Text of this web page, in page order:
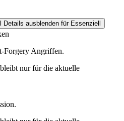
Details ausblenden für Essenziell
Forgery Angriffen.
nur für die aktuelle